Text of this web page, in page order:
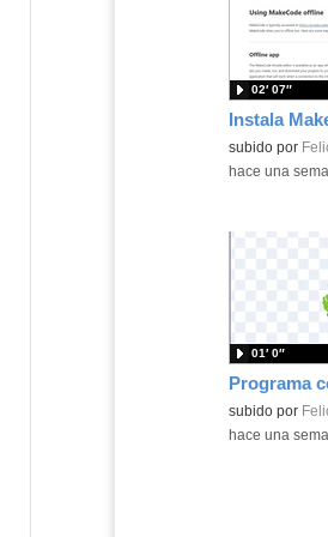
Contenido
subido por
02′ 07″
-hace una
Contenido
subido por
01′ 0″
-hace una